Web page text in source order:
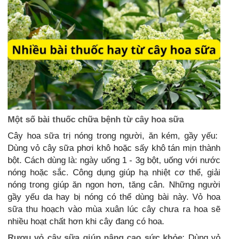
Một số bài thuốc chữa bệnh từ cây hoa sữa
Cây hoa sữa trị nóng trong người, ăn kém, gầy yếu:
Dùng vỏ cây sữa phơi khô hoặc sấy khô tán mịn thành
bột. Cách dùng là: ngày uống 1 - 3g bột, uống với nước
nóng hoặc sắc. Công dụng giúp hạ nhiệt cơ thể, giải
nóng trong giúp ăn ngon hơn, tăng cân. Những người
gầy yếu da hay bị nóng có thể dùng bài này. Vỏ hoa
sữa thu hoạch vào mùa xuân lúc cây chưa ra hoa sẽ
nhiều hoạt chất hơn khi cây đang có hoa.